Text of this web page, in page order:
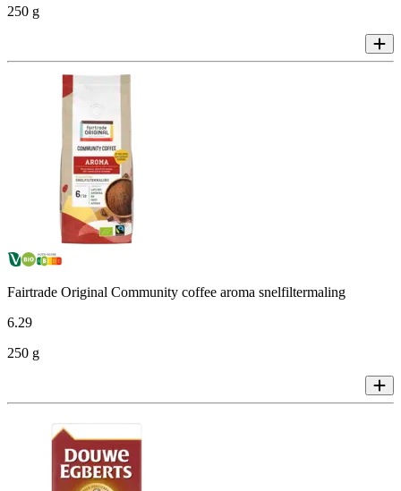
250 g
Fairtrade Original Community coffee aroma snelfiltermaling
6.29
250 g